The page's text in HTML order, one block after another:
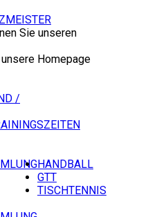
Sie unseren
Homepage
/
HANDBALL
GTT
TISCHTENNIS